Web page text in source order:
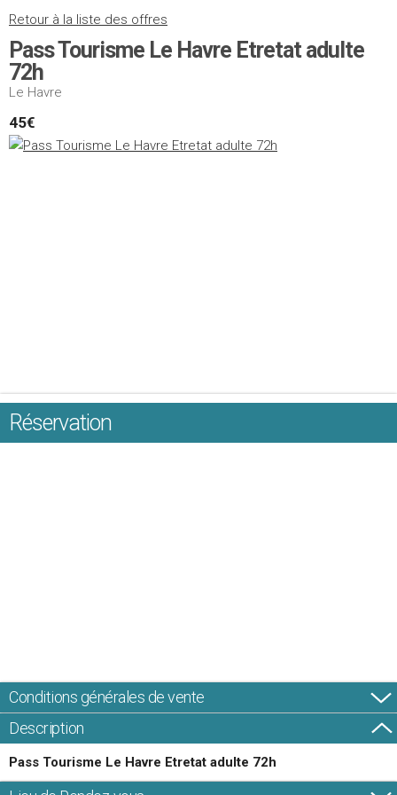
Retour à la liste des offres
Pass Tourisme Le Havre Etretat adulte
72h
Le Havre
45€
Réservation
Conditions générales de vente
Description
Pass Tourisme Le Havre Etretat adulte 72h